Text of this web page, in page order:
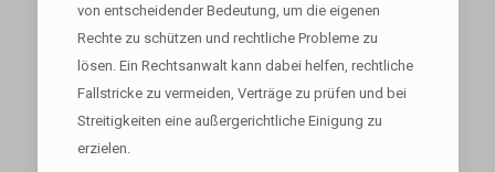
von entscheidender Bedeutung, um die eigenen
Rechte zu schützen und rechtliche Probleme zu
lösen. Ein Rechtsanwalt kann dabei helfen, rechtliche
Fallstricke zu vermeiden, Verträge zu prüfen und bei
Streitigkeiten eine außergerichtliche Einigung zu
erzielen.